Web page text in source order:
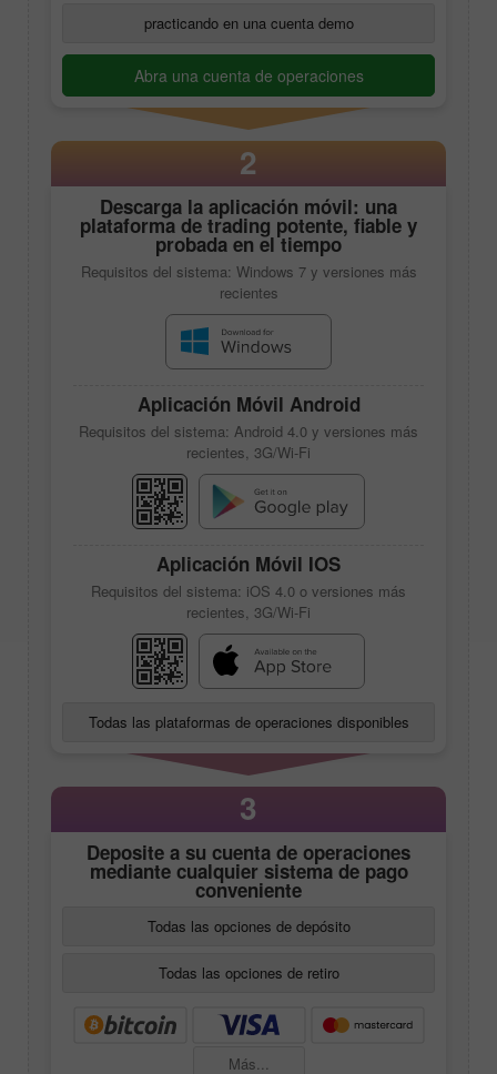
practicando en una cuenta demo
Abra una cuenta de operaciones
2
Descarga la aplicación móvil: una
plataforma de trading potente, fiable y
probada en el tiempo
Requisitos del sistema: Windows 7 y versiones más
recientes
Aplicación Móvil Android
Requisitos del sistema: Android 4.0 y versiones más
recientes, 3G/Wi-Fi
Aplicación Móvil IOS
Requisitos del sistema: iOS 4.0 o versiones más
recientes, 3G/Wi-Fi
Todas las plataformas de operaciones disponibles
3
Deposite a su cuenta de operaciones
mediante cualquier sistema de pago
conveniente
Todas las opciones de depósito
Todas las opciones de retiro
Más...